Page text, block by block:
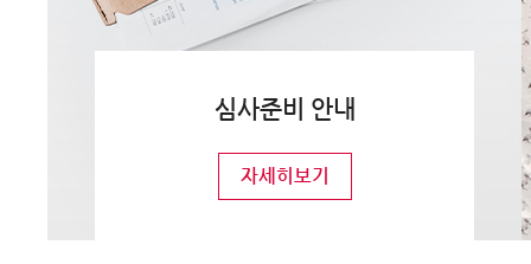
심사준비 안내
자세히보기